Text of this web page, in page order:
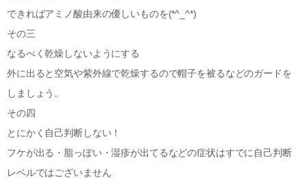
できればアミノ酸由来の優しいものを(*^_^*)
その三
なるべく乾燥しないようにする
外に出ると空気や紫外線で乾燥するので帽子を被るなどのガードを
しましょう。
その四
とにかく自己判断しない！
フケが出る・脂っぽい・湿疹が出てるなどの症状はすでに自己判断
レベルではございません